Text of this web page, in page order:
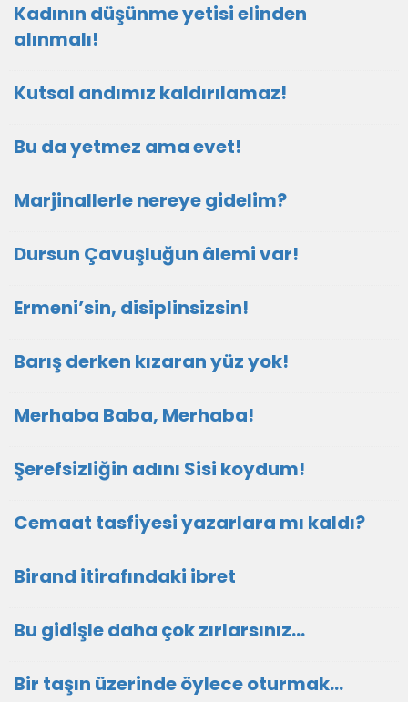
Kadının düşünme yetisi elinden
alınmalı!
Kutsal andımız kaldırılamaz!
Bu da yetmez ama evet!
Marjinallerle nereye gidelim?
Dursun Çavuşluğun âlemi var!
Ermeni’sin, disiplinsizsin!
Barış derken kızaran yüz yok!
Merhaba Baba, Merhaba!
Şerefsizliğin adını Sisi koydum!
Cemaat tasfiyesi yazarlara mı kaldı?
Birand itirafındaki ibret
Bu gidişle daha çok zırlarsınız…
Bir taşın üzerinde öylece oturmak…